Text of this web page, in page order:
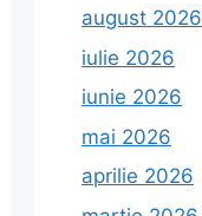
august 2026
iulie 2026
iunie 2026
mai 2026
aprilie 2026